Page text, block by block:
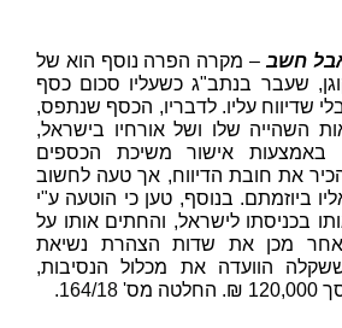
חשב – מקרה הפרה נוסף הוא של
שעבר בנתב"ג כשעליו סכום כסף
דולר בלי שדיווח עליו. לדבריו, הכסף שנתפס,
השהייה שלו ושל אורחיו בישראל,
באמצעות אישור משיכת הכספים
את חובת הדיווח, אך טעה לחשוב
ביוזמתם. בנוסף, טען כי הוטעה ע"י
בכניסתו לישראל, והחתים אותו על
מכן את שדות הצהרת נשיאת
הוועדה את מכלול הנסיבות,
מס'
164/18.